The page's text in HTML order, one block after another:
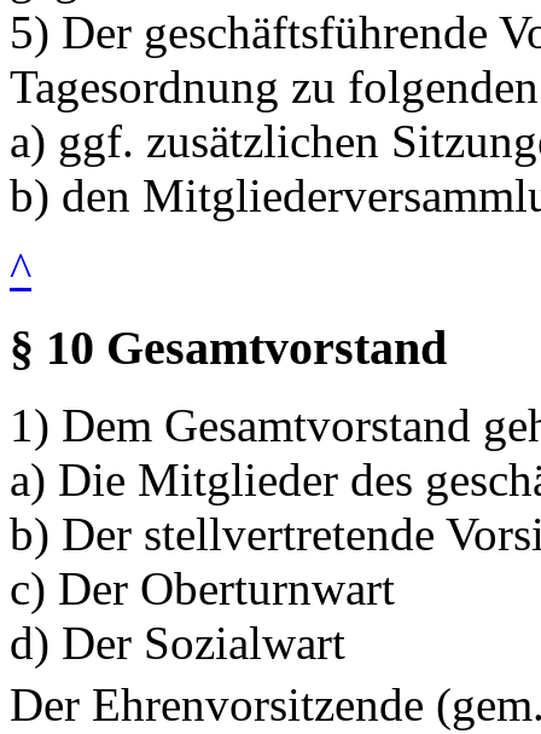
5) Der geschäftsführende
Tagesordnung zu
a) ggf. zusätzlichen
b) den
^
§ 10 Gesamtvorstand
1) Dem Gesamtvorstand
a) Die Mitglieder des
b) Der stellvertretende
c) Der Oberturnwart
d) Der Sozialwart
Der Ehrenvorsitzende